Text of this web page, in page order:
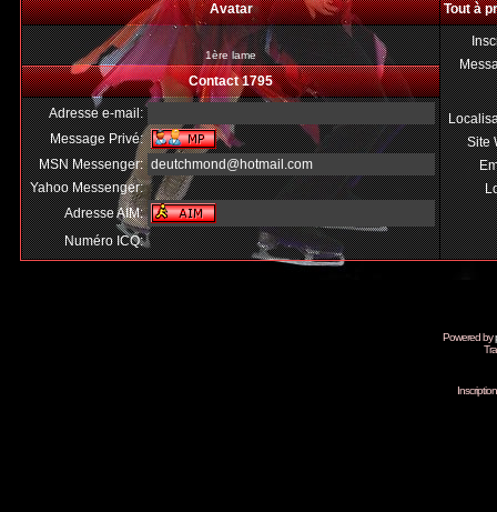
Avatar
Tout à
1ère lame
Site
Contact 1795
Adresse e-mail:
Message Privé:
MSN Messenger: deutchmond@hotmail.com
Yahoo Messenger:
Adresse AIM:
Numéro ICQ:
Powered by